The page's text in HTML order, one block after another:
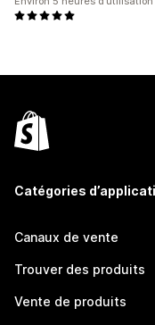
Catégories
Canaux de vente
Trouver des produits
Vente de produits